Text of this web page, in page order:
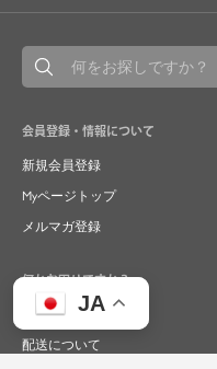
JA
会員登録・情報について
新規会員登録
Myページトップ
メルマガ登録
何かお困りですか？
ご注文について
配送について